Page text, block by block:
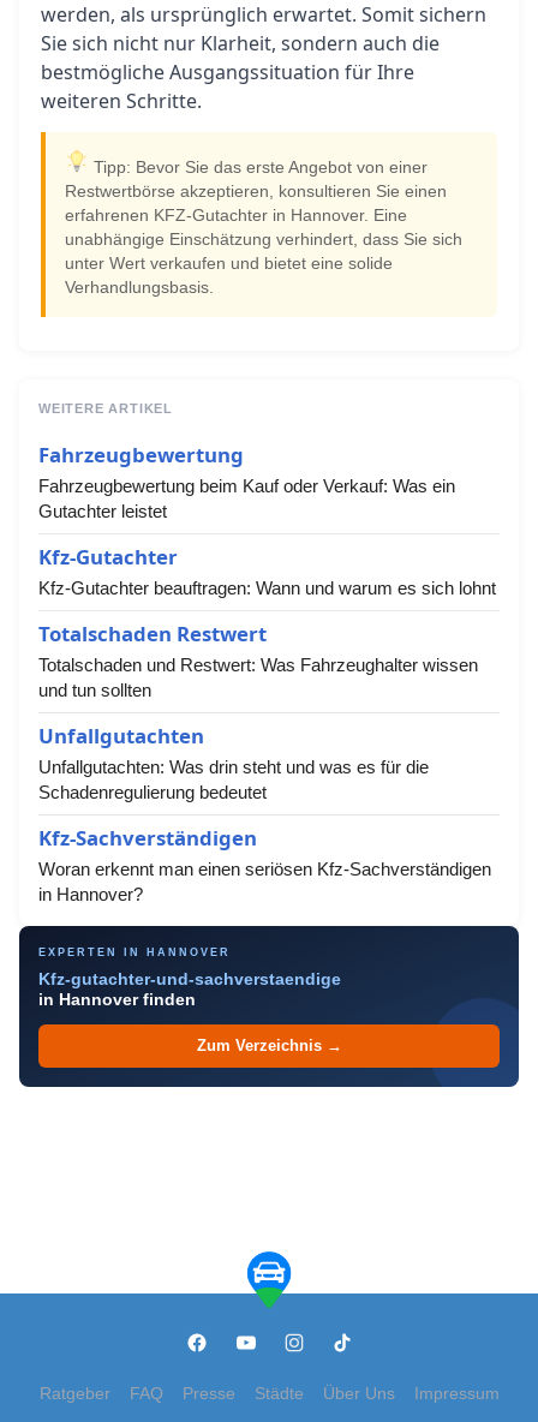
werden, als ursprünglich erwartet. Somit sichern
Sie sich nicht nur Klarheit, sondern auch die
bestmögliche Ausgangssituation für Ihre
weiteren Schritte.
Tipp: Bevor Sie das erste Angebot von einer
Restwertbörse akzeptieren, konsultieren Sie einen
erfahrenen KFZ-Gutachter in Hannover. Eine
unabhängige Einschätzung verhindert, dass Sie sich
unter Wert verkaufen und bietet eine solide
Verhandlungsbasis.
WEITERE ARTIKEL
Fahrzeugbewertung
Fahrzeugbewertung beim Kauf oder Verkauf: Was ein
Gutachter leistet
Kfz-Gutachter
Kfz-Gutachter beauftragen: Wann und warum es sich lohnt
Totalschaden Restwert
Totalschaden und Restwert: Was Fahrzeughalter wissen
und tun sollten
Unfallgutachten
Unfallgutachten: Was drin steht und was es für die
Schadenregulierung bedeutet
Kfz-Sachverständigen
Woran erkennt man einen seriösen Kfz-Sachverständigen
in Hannover?
EXPERTEN IN HANNOVER
Kfz-gutachter-und-sachverstaendige
in Hannover finden
Zum Verzeichnis →
Ratgeber FAQ Presse Städte Über Uns Impressum